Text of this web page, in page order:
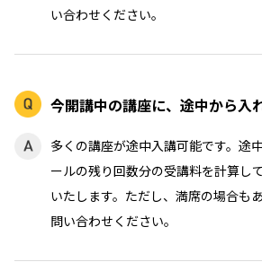
い合わせください。
今開講中の講座に、途中から入
多くの講座が途中入講可能です。途
ールの残り回数分の受講料を計算し
いたします。ただし、満席の場合も
問い合わせください。